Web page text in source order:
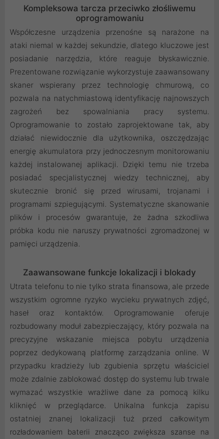
Kompleksowa tarcza przeciwko złośliwemu
oprogramowaniu
Współczesne urządzenia przenośne są narażone na
ataki niemal w każdej sekundzie, dlatego kluczowe jest
posiadanie narzędzia, które reaguje błyskawicznie.
Prezentowane rozwiązanie wykorzystuje zaawansowany
skaner wspierany przez technologię chmurową, co
pozwala na natychmiastową identyfikację najnowszych
zagrożeń bez spowalniania pracy systemu.
Oprogramowanie to zostało zaprojektowane tak, aby
działać niewidocznie dla użytkownika, oszczędzając
energię akumulatora przy jednoczesnym monitorowaniu
każdej instalowanej aplikacji. Dzięki temu nie trzeba
posiadać specjalistycznej wiedzy technicznej, aby
skutecznie bronić się przed wirusami, trojanami i
programami szpiegującymi. Systematyczne skanowanie
plików i procesów gwarantuje, że żadna szkodliwa
próbka kodu nie naruszy prywatności zgromadzonej w
pamięci urządzenia.
Zaawansowane funkcje lokalizacji i blokady
Utrata telefonu to nie tylko strata finansowa, ale przede
wszystkim ogromne ryzyko wycieku prywatnych zdjęć,
haseł oraz kontaktów. Oprogramowanie oferuje
rozbudowany moduł zabezpieczający, który pozwala na
precyzyjne wskazanie miejsca pobytu urządzenia
poprzez dedykowaną platformę zarządzania online. W
przypadku kradzieży lub zgubienia sprzętu właściciel
może zdalnie zablokować dostęp do systemu lub trwale
wymazać wszystkie wrażliwe dane za pomocą kilku
kliknięć w przeglądarce. Unikalna funkcja zapisu
ostatniej znanej lokalizacji tuż przed całkowitym
rozładowaniem baterii znacząco zwiększa szanse na